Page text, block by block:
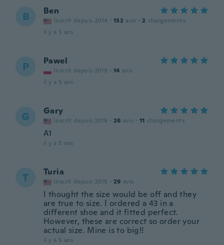
B Ben
Inscrit depuis 2014 · 132 avis · 2 chargements
il y a 5 ans
P Pawel
Inscrit depuis 2019 · 14 avis
il y a 5 ans
G Gary
Inscrit depuis 2018 · 26 avis · 11 chargements
A1
il y a 5 ans
T Turia
Inscrit depuis 2018 · 29 avis
I thought the size would be off and they
are true to size. I ordered a 43 in a
different shoe and it fitted perfect.
However, these are correct so order your
actual size. Mine is to big!!
il y a 5 ans